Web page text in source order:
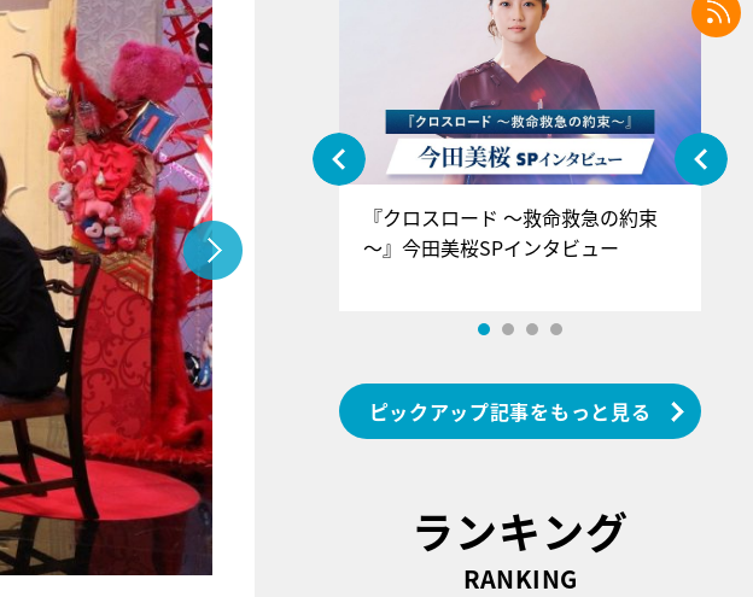
『アイ＝ラブ！げーみんぐ』＝LOV
E齋藤樹愛羅＆佐々木舞香SPインタ
ビュー
『クロスロード ～救命救急の約束
～』今田美桜SPインタビュー
ピックアップ記事をもっと見る
ランキング
RANKING